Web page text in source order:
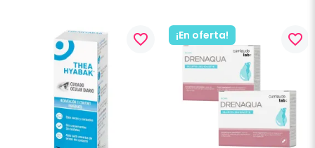
favorite_border ¡En oferta! favorite_border